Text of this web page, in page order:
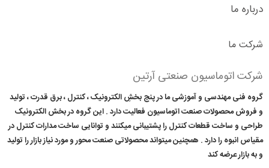
درباره ما
شرکت ما
شرکت اتوماسیون صنعتی آرتین
گروه فنی مهندسی و آموزشی ما در پنج بخشِ الکترونیک ، کنترل ، برق قدرت ، تولید
و فروش محصولات صنعت اتوماسیون فعالیت دارد . این گروه در بخش الکترونیک
طراحی و ساخت قطعات کنترل را پشتیبانی میکنند و توانایی ساخت مدارات کنترل در
مقیاس انبوه را دارد . همچنین میتواند محصولاتی صنعت محور و مورد نیاز بازار را تولید
و به بازار عرضه کند